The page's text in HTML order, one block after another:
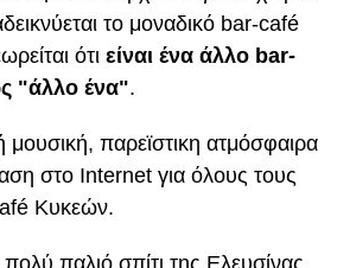
το μοναδικό bar-café
ότι είναι ένα άλλο bar-
"άλλο ένα".
μουσική, παρεϊστικη ατμόσφαιρα
στο Internet για όλους τους
Κυκεών.
παλιό σπίτι της Ελευσίνας